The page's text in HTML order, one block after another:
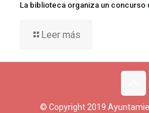
La biblioteca organiza un
Leer más
© Copyright 2019